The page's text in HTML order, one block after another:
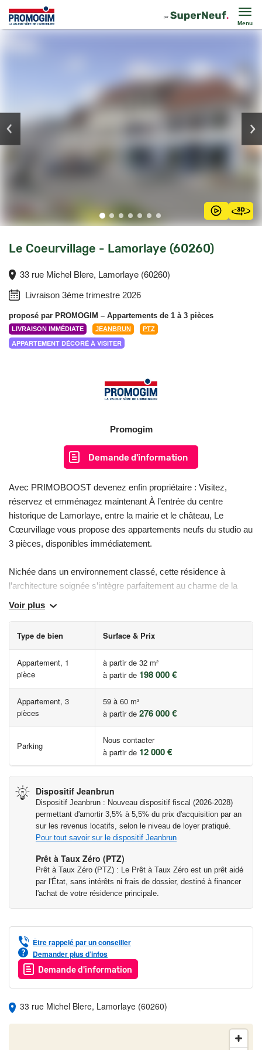
Menu
Le Coeurvillage - Lamorlaye (60260)
33 rue Michel Blere, Lamorlaye (60260)
Livraison 3ème trimestre 2026
proposé par PROMOGIM – Appartements de 1 à 3 pièces
LIVRAISON IMMÉDIATE JEANBRUN PTZ
APPARTEMENT DÉCORÉ À VISITER
Promogim
Demande d'information
Avec PRIMOBOOST devenez enfin propriétaire : Visitez,
réservez et emménagez maintenant À l’entrée du centre
historique de Lamorlaye, entre la mairie et le château, Le
Cœurvillage vous propose des appartements neufs du studio au
3 pièces, disponibles immédiatement.
Nichée dans un environnement classé, cette résidence à
l’architecture soignée s’intègre parfaitement au charme de la
ville. Les logements, lumineux, offrent de belles surfaces et,
Prestations de qualité, finitions soignées, cadre de vie privilégié :
écoles, et à seulement 10 min de la gare RER D.
Emménagez sans attendre dans un lieu unique, alliant confort
moderne et charme authentique.
* Prix à partir de - Hors parking - TVA 20% - Dans la limite des
sont disponibles sur le site Géorisques :
www.georisques.gouv.fr
La vie quotidienne
supermarché.. à 3 minutes à pied*.
• Crèche, primaire et maternelle étant à moins de 10 minutes à
• Collège à 5 minutes en voiture**, lycée à 10 minutes**.
*Temps de trajets estimatifs à pied. Source Google Maps
**Temps de trajets estimatifs en voiture. Source Google Maps
Les déplacements
Gouvieux (Chatelet en 30 minutes***).
• A 11 minutes en voiture** de la gare de Orry-la-ville-Coye
Voir plus
Type de bien Surface & Prix
Appartement, 1
pièce
à partir de 32 m²
à partir de 198 000 €
Appartement, 3
pièces
59 à 60 m²
à partir de 276 000 €
Parking
Nous contacter
à partir de 12 000 €
Dispositif Jeanbrun
Dispositif Jeanbrun : Nouveau dispositif fiscal (2026-2028)
permettant d'amortir 3,5% à 5,5% du prix d'acquisition par an
sur les revenus locatifs, selon le niveau de loyer pratiqué.
Pour tout savoir sur le dispositif Jeanbrun
Prêt à Taux Zéro (PTZ)
Prêt à Taux Zéro (PTZ) : Le Prêt à Taux Zéro est un prêt aidé
par l'État, sans intérêts ni frais de dossier, destiné à financer
l'achat de votre résidence principale.
Être rappelé par un conseiller
Demander plus d’infos
Demande d'information
33 rue Michel Blere, Lamorlaye (60260)